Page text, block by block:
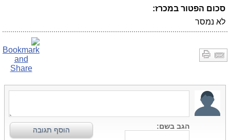
סכום הפטור במכרז:
לא נמסר